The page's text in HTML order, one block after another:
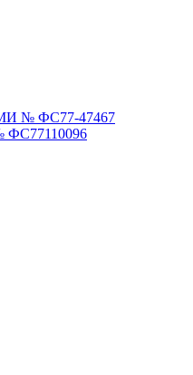
№ ФС77-47467
ФС77110096